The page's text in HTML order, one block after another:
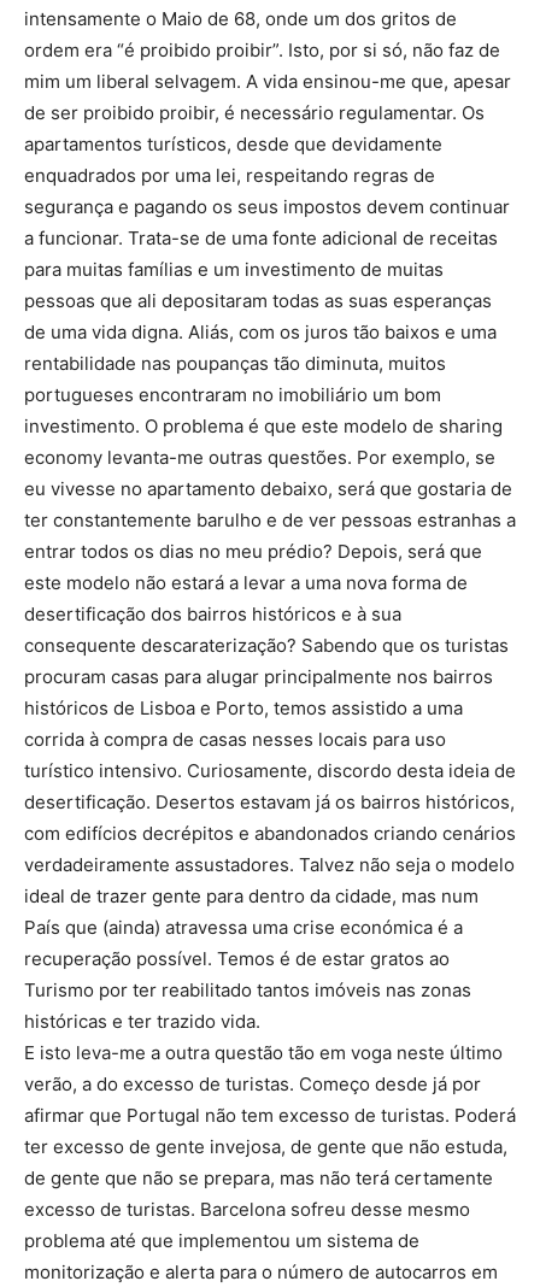
intensamente o Maio de 68, onde um dos gritos de
ordem era “é proibido proibir”. Isto, por si só, não faz de
mim um liberal selvagem. A vida ensinou-me que, apesar
de ser proibido proibir, é necessário regulamentar. Os
apartamentos turísticos, desde que devidamente
enquadrados por uma lei, respeitando regras de
segurança e pagando os seus impostos devem continuar
a funcionar. Trata-se de uma fonte adicional de receitas
para muitas famílias e um investimento de muitas
pessoas que ali depositaram todas as suas esperanças
de uma vida digna. Aliás, com os juros tão baixos e uma
rentabilidade nas poupanças tão diminuta, muitos
portugueses encontraram no imobiliário um bom
investimento. O problema é que este modelo de sharing
economy levanta-me outras questões. Por exemplo, se
eu vivesse no apartamento debaixo, será que gostaria de
ter constantemente barulho e de ver pessoas estranhas a
entrar todos os dias no meu prédio? Depois, será que
este modelo não estará a levar a uma nova forma de
desertificação dos bairros históricos e à sua
consequente descaraterização? Sabendo que os turistas
procuram casas para alugar principalmente nos bairros
históricos de Lisboa e Porto, temos assistido a uma
corrida à compra de casas nesses locais para uso
turístico intensivo. Curiosamente, discordo desta ideia de
desertificação. Desertos estavam já os bairros históricos,
com edifícios decrépitos e abandonados criando cenários
verdadeiramente assustadores. Talvez não seja o modelo
ideal de trazer gente para dentro da cidade, mas num
País que (ainda) atravessa uma crise económica é a
recuperação possível. Temos é de estar gratos ao
Turismo por ter reabilitado tantos imóveis nas zonas
históricas e ter trazido vida.
E isto leva-me a outra questão tão em voga neste último
verão, a do excesso de turistas. Começo desde já por
afirmar que Portugal não tem excesso de turistas. Poderá
ter excesso de gente invejosa, de gente que não estuda,
de gente que não se prepara, mas não terá certamente
excesso de turistas. Barcelona sofreu desse mesmo
problema até que implementou um sistema de
monitorização e alerta para o número de autocarros em